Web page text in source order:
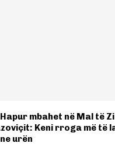
mbahet në Mal të
Keni rroga më të
urën